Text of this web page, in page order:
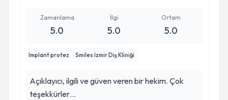
Zamanlama
5.0
İlgi
5.0
Ortam
5.0
Implant protez Smiles İzmir Diş Kliniği
Açıklayıcı, ilgili ve güven veren bir hekim. Çok
teşekkürler…